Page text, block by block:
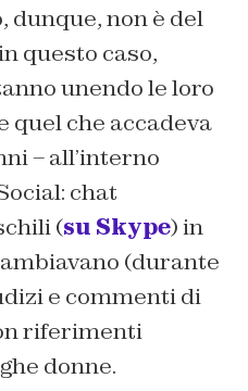
dunque, non è del
questo caso,
unendo le loro
quel che accadeva
– all’interno
chat
(su Skype) in
(durante
e commenti di
riferimenti
donne.